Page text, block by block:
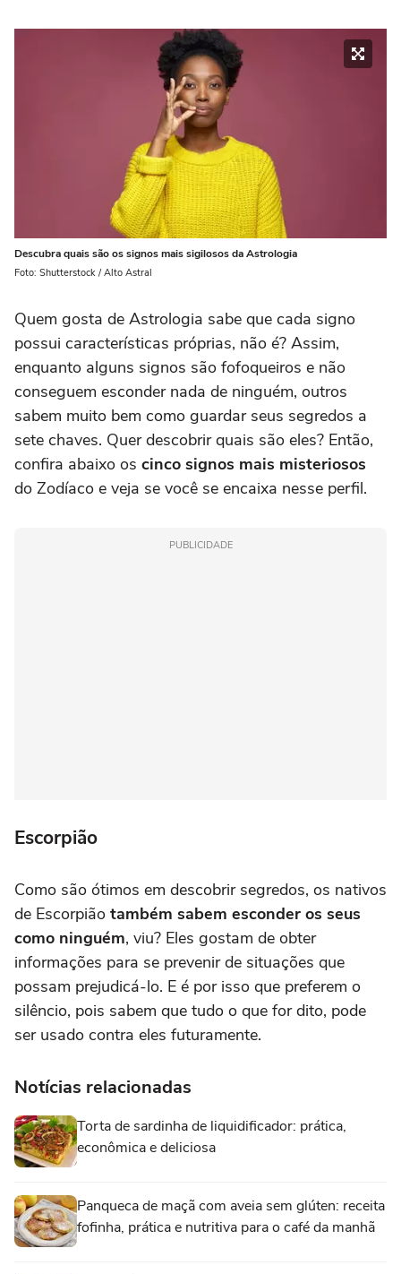
Descubra quais são os signos mais sigilosos da Astrologia
Foto: Shutterstock / Alto Astral
Quem gosta de Astrologia sabe que cada signo
possui características próprias, não é? Assim,
enquanto alguns signos são fofoqueiros e não
conseguem esconder nada de ninguém, outros
sabem muito bem como guardar seus segredos a
sete chaves. Quer descobrir quais são eles? Então,
confira abaixo os cinco signos mais misteriosos
do Zodíaco e veja se você se encaixa nesse perfil.
PUBLICIDADE
Escorpião
Como são ótimos em descobrir segredos, os nativos
de Escorpião também sabem esconder os seus
como ninguém, viu? Eles gostam de obter
informações para se prevenir de situações que
possam prejudicá-lo. E é por isso que preferem o
silêncio, pois sabem que tudo o que for dito, pode
ser usado contra eles futuramente.
Notícias relacionadas
Torta de sardinha de liquidificador: prática,
econômica e deliciosa
Panqueca de maçã com aveia sem glúten: receita
fofinha, prática e nutritiva para o café da manhã